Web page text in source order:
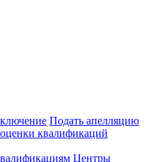
Подать апелляцию
квалификаций
Центры